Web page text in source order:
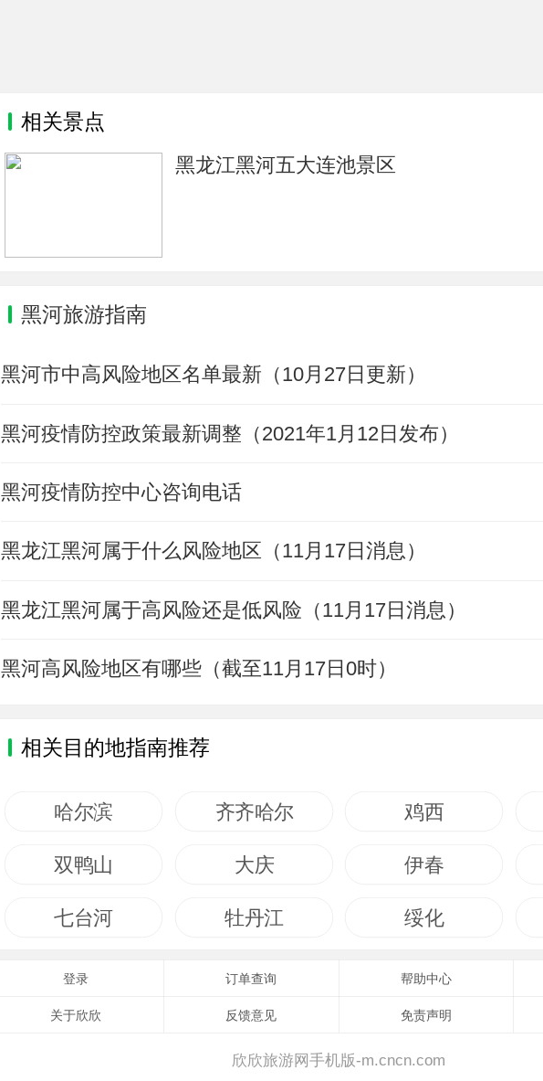
相关景点
黑龙江黑河五大连池景区
黑河旅游指南
黑河市中高风险地区名单最新（10月27日更新）
黑河疫情防控政策最新调整（2021年1月12日发布）
黑河疫情防控中心咨询电话
黑龙江黑河属于什么风险地区（11月17日消息）
黑龙江黑河属于高风险还是低风险（11月17日消息）
黑河高风险地区有哪些（截至11月17日0时）
相关目的地指南推荐
哈尔滨 齐齐哈尔 鸡西
双鸭山 大庆 伊春
七台河 牡丹江 绥化
登录 订单查询 帮助中心
关于欣欣 反馈意见 免责声明
欣欣旅游网手机版-m.cncn.com